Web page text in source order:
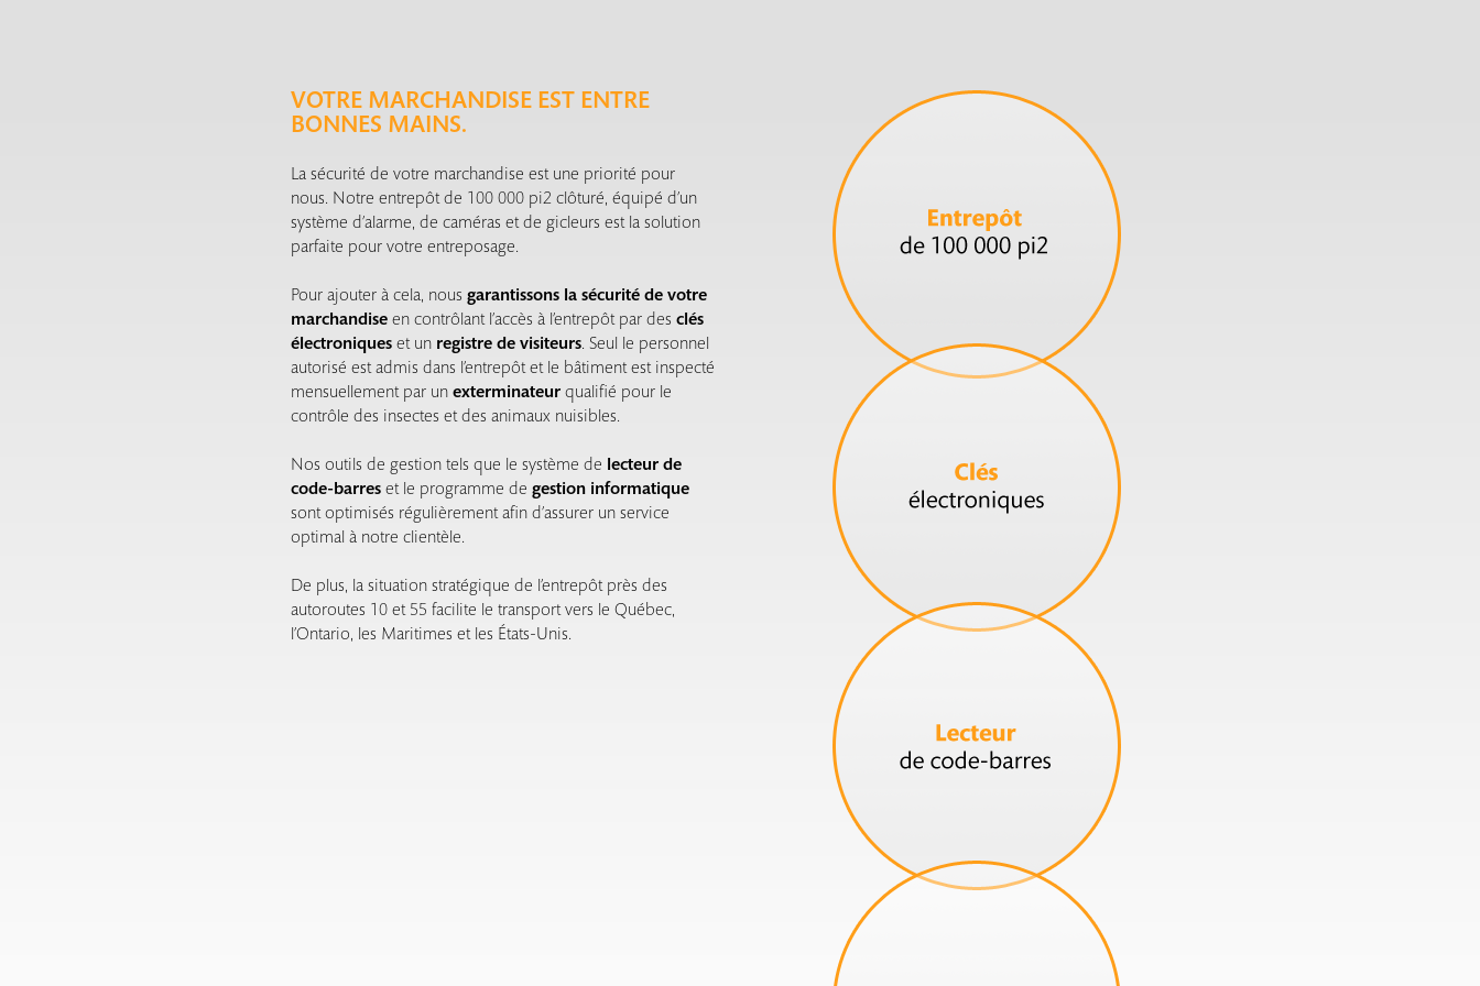
VOTRE MARCHANDISE EST ENTRE
BONNES MAINS.
La sécurité de votre marchandise est une priorité pour
nous. Notre entrepôt de 100 000 pi2 clôturé, équipé d’un
système d’alarme, de caméras et de gicleurs est la solution
parfaite pour votre entreposage.
Pour ajouter à cela, nous garantissons la sécurité de votre
marchandise en contrôlant l’accès à l’entrepôt par des clés
électroniques et un registre de visiteurs. Seul le personnel
autorisé est admis dans l’entrepôt et le bâtiment est inspecté
mensuellement par un exterminateur qualifié pour le
contrôle des insectes et des animaux nuisibles.
Nos outils de gestion tels que le système de lecteur de
code-barres et le programme de gestion informatique
sont optimisés régulièrement afin d’assurer un service
optimal à notre clientèle.
De plus, la situation stratégique de l’entrepôt près des
autoroutes 10 et 55 facilite le transport vers le Québec,
l’Ontario, les Maritimes et les États-Unis.